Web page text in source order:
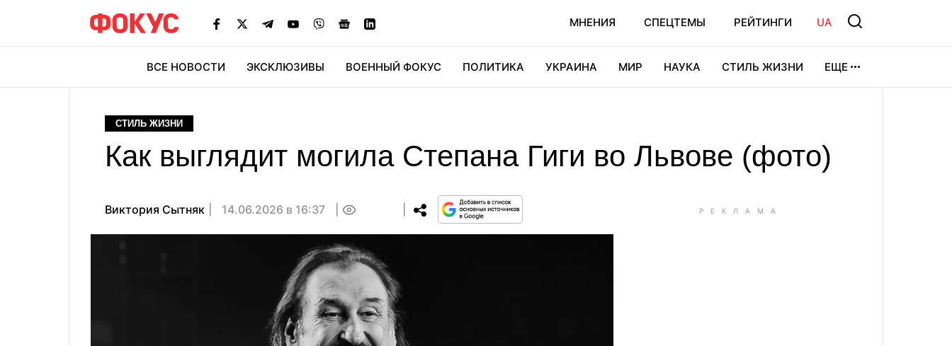
МНЕНИЯ СПЕЦТЕМЫ РЕЙТИНГИ UA
ВСЕ НОВОСТИ ЭКСКЛЮЗИВЫ ВОЕННЫЙ ФОКУС ПОЛИТИКА УКРАИНА МИР НАУКА СТИЛЬ ЖИЗНИ ЕЩЕ
СТИЛЬ ЖИЗНИ
Как выглядит могила Степана Гиги во Львове (фото)
Виктория Сытняк 14.06.2026 в 16:37